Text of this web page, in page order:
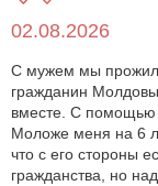
02.08.2026
С мужем мы
гражданин
вместе. С помощью
Моложе меня на 6
что с его стороны
гражданства, но